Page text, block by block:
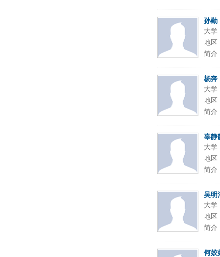
孙勤
大学
地区
简介
杨奔
大学
地区
简介
辜静
大学
地区
简介
吴明
大学
地区
简介
何姣